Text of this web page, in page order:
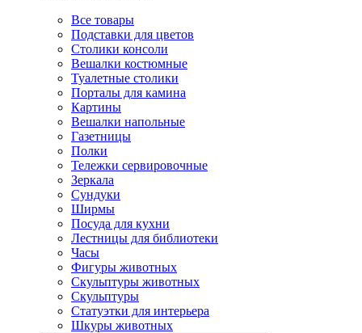
Все товары
Подставки для цветов
Столики консоли
Вешалки костюмные
Туалетные столики
Порталы для камина
Картины
Вешалки напольные
Газетницы
Полки
Тележки сервировочные
Зеркала
Сундуки
Ширмы
Посуда для кухни
Лестницы для библиотеки
Часы
Фигуры животных
Скульптуры животных
Скульптуры
Статуэтки для интерьера
Шкуры животных